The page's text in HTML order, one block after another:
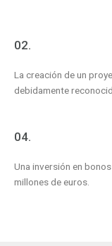
02.
La creación de un
debidamente
04.
Una inversión en
millones de euros.